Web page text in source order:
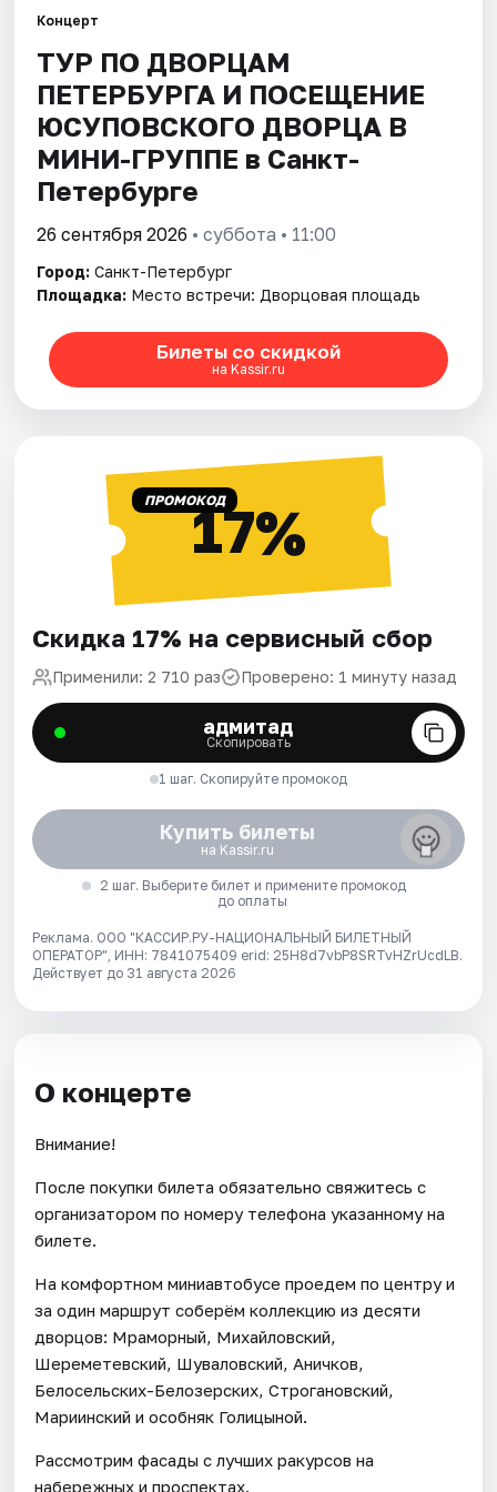
Города
Площадки
Артисты
Рейтинги
Концерт
ТУР ПО ДВОРЦАМ
ПЕТЕРБУРГА И ПОСЕЩЕНИЕ
ЮСУПОВСКОГО ДВОРЦА В
МИНИ-ГРУППЕ в Санкт-
Петербурге
26 сентября 2026 • суббота • 11:00
Город: Санкт-Петербург
Площадка: Место встречи: Дворцовая площадь
Билеты со скидкой
на Kassir.ru
ПРОМОКОД17%
Скидка 17% на сервисный сбор
Применили: 2 710 раз Проверено: 1 минуту назад
адмитад
Скопировать
1 шаг. Скопируйте промокод
Купить билеты
на Kassir.ru
2 шаг. Выберите билет и примените промокод
до оплаты
Реклама. ООО "КАССИР.РУ-НАЦИОНАЛЬНЫЙ БИЛЕТНЫЙ
ОПЕРАТОР", ИНН: 7841075409 erid: 25H8d7vbP8SRTvHZrUcdLB.
Действует до 31 августа 2026
О концерте
Внимание!
После покупки билета обязательно свяжитесь с
организатором по номеру телефона указанному на
билете.
На комфортном миниавтобусе проедем по центру и
за один маршрут соберём коллекцию из десяти
дворцов: Мраморный, Михайловский,
Шереметевский, Шуваловский, Аничков,
Белосельских-Белозерских, Строгановский,
Мариинский и особняк Голицыной.
Рассмотрим фасады с лучших ракурсов на
набережных и проспектах.